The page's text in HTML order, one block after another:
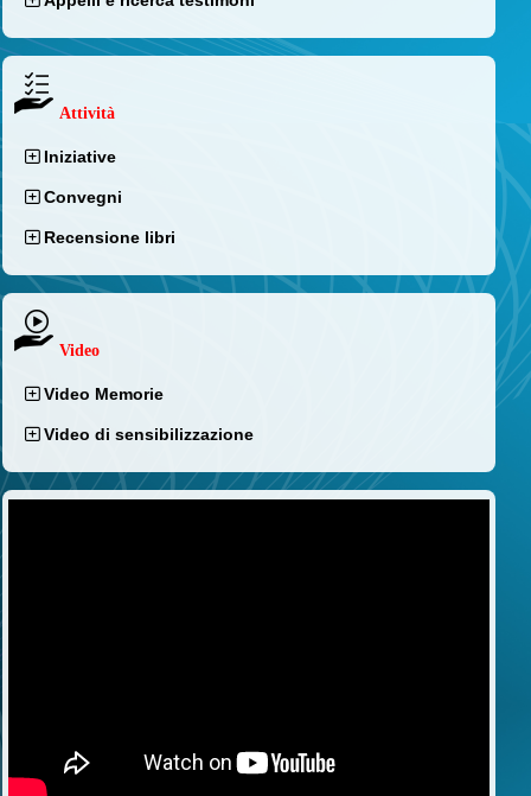
Attività
Iniziative
Convegni
Recensione libri
Video
Video Memorie
Video di sensibilizzazione